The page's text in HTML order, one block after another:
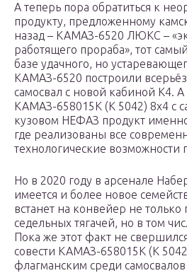
А теперь пора обратиться к
продукту, предложенному
назад – КАМАЗ-6520 ЛЮКС –
работящего прораба», тот
базе удачного, но
КАМАЗ-6520 построили
самосвал с новой кабиной К4.
КАМАЗ-658015К (К 5042) 8х4 с
кузовом НЕФАЗ продукт
где реализованы все
технологические возможности
Но в 2020 году в арсенале
имеется и более новое
встанет на конвейер не только
седельных тягачей, но в том
Пока же этот факт не
совести КАМАЗ-658015К (К
флагманским среди